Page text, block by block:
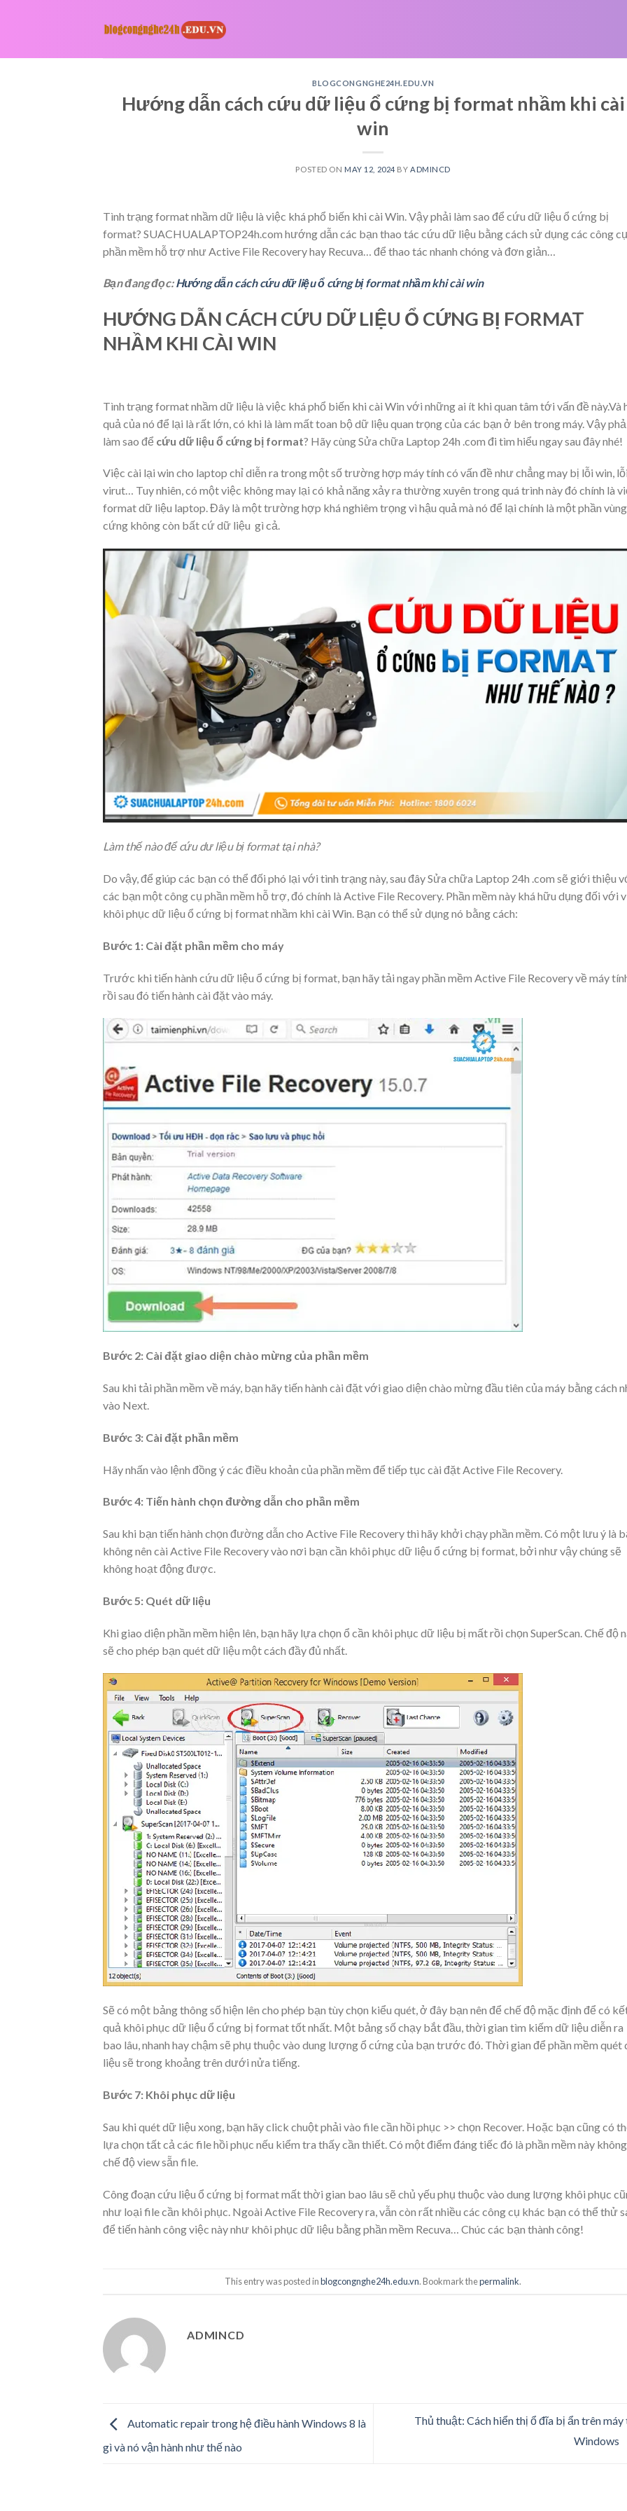
BLOGCONGNGHE24H.EDU.VN
Hướng dẫn cách cứu dữ liệu ổ cứng bị format nhầm khi cài
win
POSTED ON MAY 12, 2024 BY ADMINCD
Tình trạng format nhầm dữ liệu là việc khá phổ biến khi cài Win. Vậy phải làm sao để cứu dữ liệu ổ cứng bị
format? SUACHUALAPTOP24h.com hướng dẫn các bạn thao tác cứu dữ liệu bằng cách sử dụng các công cụ
phần mềm hỗ trợ như Active File Recovery hay Recuva… để thao tác nhanh chóng và đơn giản…
Bạn đang đọc:Hướng dẫn cách cứu dữ liệu ổ cứng bị format nhầm khi cài win
HƯỚNG DẪN CÁCH CỨU DỮ LIỆU Ổ CỨNG BỊ FORMAT
NHẦM KHI CÀI WIN
Tình trạng format nhầm dữ liệu là việc khá phổ biến khi cài Win với những ai ít khi quan tâm tới vấn đề này.Và
quả của nó để lại là rất lớn, có khi là làm mất toan bộ dữ liệu quan trọng của các bạn ở bên trong máy. Vậy
làm sao để cứu dữ liệu ổ cứng bị format? Hãy cùng Sửa chữa Laptop 24h .com đi tìm hiểu ngay sau đây nhé!
Việc cài lại win cho laptop chỉ diễn ra trong một số trường hợp máy tính có vấn đề như chẳng may bị lỗi win,
virut… Tuy nhiên, có một việc không may lại có khả năng xảy ra thường xuyên trong quá trình này đó chính là
format dữ liệu laptop. Đây là một trường hợp khá nghiêm trọng vì hậu quả mà nó để lại chính là một phần
cứng không còn bất cứ dữ liệu gì cả.
Làm thế nào để cứu dư liệu bị format tại nhà?
Do vậy, để giúp các bạn có thể đối phó lại với tình trạng này, sau đây Sửa chữa Laptop 24h .com sẽ giới thiệu
các bạn một công cụ phần mềm hỗ trợ, đó chính là Active File Recovery. Phần mềm này khá hữu dụng đối với
khôi phục dữ liệu ổ cứng bị format nhầm khi cài Win. Bạn có thể sử dụng nó bằng cách:
Bước 1: Cài đặt phần mềm cho máy
Trước khi tiến hành cứu dữ liệu ổ cứng bị format, bạn hãy tải ngay phần mềm Active File Recoveryvề máy
rồi sau đó tiến hành cài đặt vào máy.
Bước 2: Cài đặt giao diện chào mừng của phần mềm
Sau khi tải phần mềm về máy, bạn hãy tiến hành cài đặt với giao diện chào mừng đầu tiên của máy bằng cách
vào Next.
Bước 3: Cài đặt phần mềm
Hãy nhấn vào lệnh đồng ý các điều khoản của phần mềm để tiếp tục cài đặt Active File Recovery.
Bước 4: Tiến hành chọn đường dẫn cho phần mềm
Sau khi bạn tiến hành chọn đường dẫn cho Active File Recovery thì hãy khởi chạy phần mềm. Có một lưu ý là
không nên cài Active File Recovery vào nơi bạn cần khôi phục dữ liệu ổ cứng bị format, bởi như vậy chúng sẽ
không hoạt động được.
Bước 5: Quét dữ liệu
Khi giao diện phần mềm hiện lên, bạn hãy lựa chọn ổ cần khôi phục dữ liệu bị mất rồi chọn SuperScan. Chế độ
sẽ cho phép bạn quét dữ liệu một cách đầy đủ nhất.
Sẽ có một bảng thông số hiện lên cho phép bạn tùy chọn kiểu quét, ở đây bạn nên để chế độ mặc định để có
quả khôi phục dữ liệu ổ cứng bị format tốt nhất. Một bảng số chạy bắt đầu, thời gian tìm kiếm dữ liệu diễn ra
bao lâu, nhanh hay chậm sẽ phụ thuộc vào dung lượng ổ cứng của bạn trước đó. Thời gian để phần mềm quét
liệu sẽ trong khoảng trên dưới nửa tiếng.
Bước 7: Khôi phục dữ liệu
Sau khi quét dữ liệu xong, bạn hãy click chuột phải vào file cần hồi phục >> chọn Recover. Hoặc bạn cũng có
lựa chọn tất cả các file hồi phục nếu kiểm tra thấy cần thiết. Có một điểm đáng tiếc đó là phần mềm này
chế độ view sẵn file.
Công đoạn cứu liệu ổ cứng bị format mất thời gian bao lâu sẽ chủ yếu phụ thuộc vào dung lượng khôi phục
như loại file cần khôi phục. Ngoài Active File Recovery ra, vẫn còn rất nhiều các công cụ khác bạn có thể thử
để tiến hành công việc này như khôi phục dữ liệu bằng phần mềm Recuva… Chúc các bạn thành công!
This entry was posted inblogcongnghe24h.edu.vn. Bookmark thepermalink.
ADMINCD
Automatic repair trong hệ điều hành Windows 8 là
gì và nó vận hành như thế nào
Thủ thuật: Cách hiển thị ổ đĩa bị ẩn trên máy
Windows